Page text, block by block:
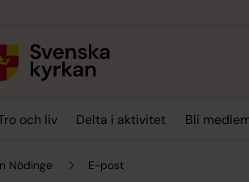
och liv Delta i aktivitet Bli
Nödinge E-post